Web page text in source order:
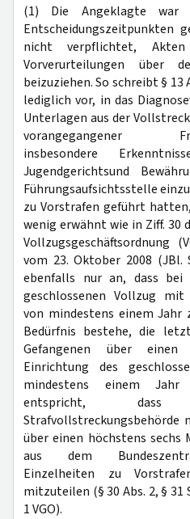
(1) Die Angeklagte
Entscheidungszeitpunkten
nicht verpflichtet,
Vorverurteilungen über
beizuziehen. So schreibt § 13
lediglich vor, in das
Unterlagen aus der
vorangegangener
insbesondere
Jugendgerichtsund
Führungsaufsichtsstelle
zu Vorstrafen geführt
wenig erwähnt wie in Ziff. 30
Vollzugsgeschäftsordnung
vom 23. Oktober 2008 (JBl.
ebenfalls nur an, dass bei
geschlossenen Vollzug mit
von mindestens einem Jahr
Bedürfnis bestehe, die
Gefangenen über
Einrichtung des
mindestens einem Jahr
entspricht,
über einen höchstens sechs
aus dem
Einzelheiten zu
mitzuteilen (§ 30 Abs. 2, § 31
1 VGO).